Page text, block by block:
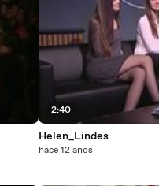
2:40
Helen_Lindes
hace 12 años